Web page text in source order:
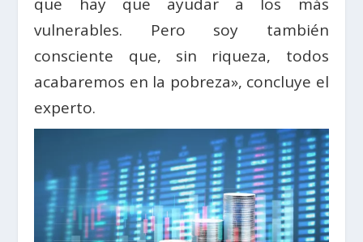
vulnerables. Pero soy también
consciente que, sin riqueza, todos
acabaremos en la pobreza», concluye el
experto.